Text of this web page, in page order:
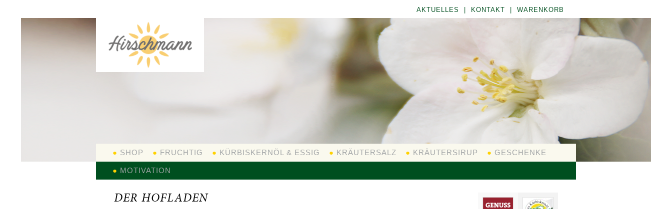
AKTUELLES KONTAKT WARENKORB
● SHOP ● FRUCHTIG ● KÜRBISKERNÖL & ESSIG ● KRÄUTERSALZ ● KRÄUTERSIRUP ● GESCHENKE
● HOFLADEN
● MOTIVATION
DER HOFLADEN